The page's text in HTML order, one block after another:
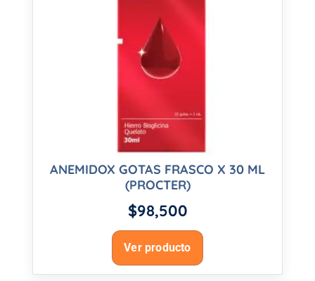
ANEMIDOX GOTAS FRASCO X 30 ML
(PROCTER)
$98,500
Ver producto